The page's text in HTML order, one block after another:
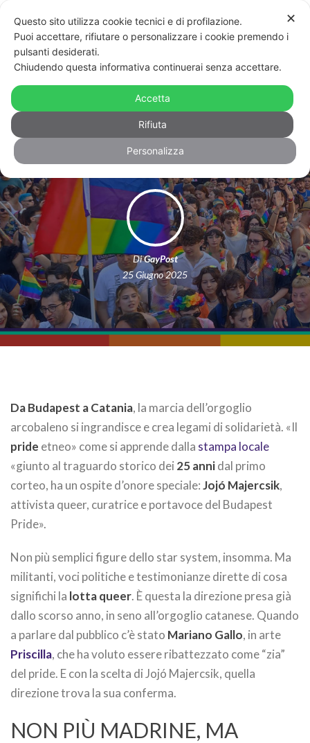
Da Budapest a Catania, l’attivista
Jojó Majercsik ospite d’onore del
pride
DiGayPost
25 Giugno 2025
Da Budapest a Catania, la marcia dell’orgoglio
arcobaleno si ingrandisce e crea legami di solidarietà. «Il
pride etneo» come si apprende dalla stampa locale
«giunto al traguardo storico dei 25 annidal primo
corteo, ha un ospite d’onore speciale:Jojó Majercsik,
attivista queer, curatrice e portavoce del Budapest
Pride».
Non più semplici figure dello star system, insomma. Ma
militanti, voci politiche e testimonianze dirette di cosa
significhi la lotta queer. È questa la direzione presa già
dallo scorso anno, in seno all’orgoglio catanese. Quando
a parlare dal pubblico c’è stato Mariano Gallo, in arte
Priscilla, che ha voluto essere ribattezzato come “zia”
del pride. E con la scelta di Jojó Majercsik, quella
direzione trova la sua conferma.
NON PIÙ MADRINE, MA
✕
Questo sito utilizza cookie tecnici e di profilazione.
Puoi accettare, rifiutare o personalizzare i cookie premendo i
pulsanti desiderati.
Chiudendo questa informativa continuerai senza accettare.
Accetta
Rifiuta
Personalizza